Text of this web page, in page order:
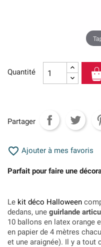
Quantité
Partager
 Ajouter à mes favoris
Parfait pour faire une
Le kit déco Halloween
dedans, une guirlande
10 ballons en latex orange
en papier de 4 mètres
et une araignée). Il y a tout